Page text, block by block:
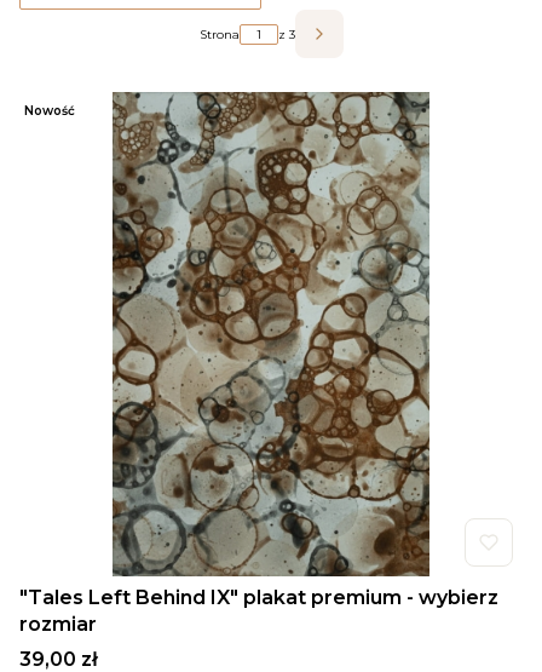
Strona z 3 Następne produkty
Nowość
"Tales Left Behind IX" plakat premium - wybierz
rozmiar
Cena
39,00 zł